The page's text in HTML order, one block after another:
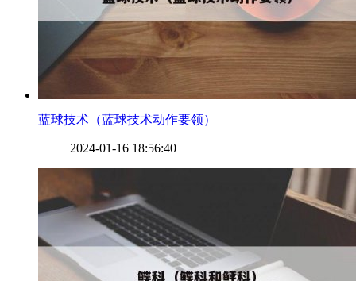
​蓝球技术（蓝球技术动作要领）
2024-01-16 18:56:40